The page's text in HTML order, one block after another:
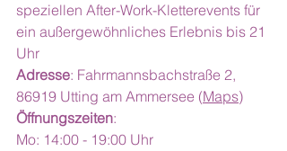
speziellen After-Work-Kletterevents für
ein außergewöhnliches Erlebnis bis 21
Uhr
Adresse: Fahrmannsbachstraße 2,
86919 Utting am Ammersee (Maps)
Öffnungszeiten:
Mo: 14:00 - 19:00 Uhr